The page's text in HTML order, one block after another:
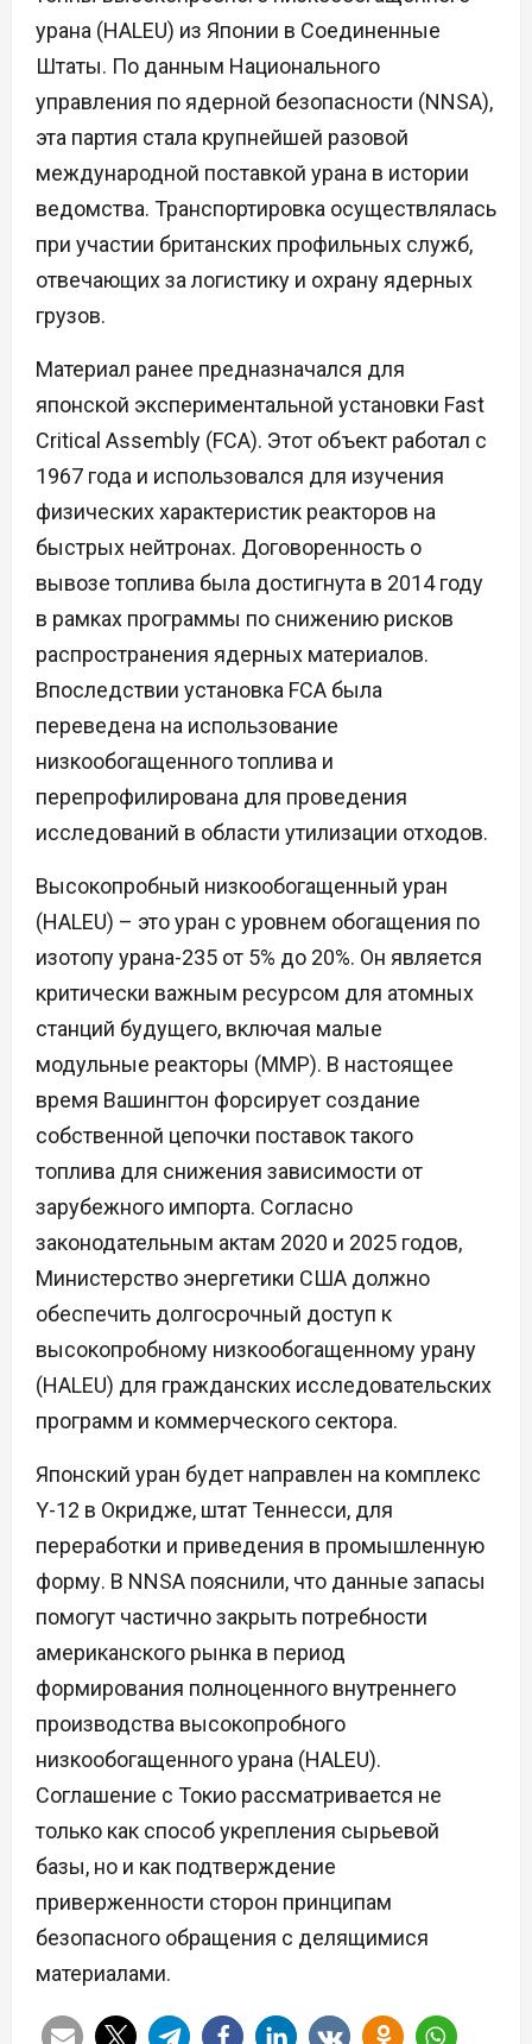
урана (HALEU) из Японии в Соединенные
Штаты. По данным Национального
управления по ядерной безопасности (NNSA),
эта партия стала крупнейшей разовой
международной поставкой урана в истории
ведомства. Транспортировка осуществлялась
при участии британских профильных служб,
отвечающих за логистику и охрану ядерных
грузов.
Материал ранее предназначался для
японской экспериментальной установки Fast
Critical Assembly (FCA). Этот объект работал с
1967 года и использовался для изучения
физических характеристик реакторов на
быстрых нейтронах. Договоренность о
вывозе топлива была достигнута в 2014 году
в рамках программы по снижению рисков
распространения ядерных материалов.
Впоследствии установка FCA была
переведена на использование
низкообогащенного топлива и
перепрофилирована для проведения
исследований в области утилизации отходов.
Высокопробный низкообогащенный уран
(HALEU) – это уран с уровнем обогащения по
изотопу урана-235 от 5% до 20%. Он является
критически важным ресурсом для атомных
станций будущего, включая малые
модульные реакторы (ММР). В настоящее
время Вашингтон форсирует создание
собственной цепочки поставок такого
топлива для снижения зависимости от
зарубежного импорта. Согласно
законодательным актам 2020 и 2025 годов,
Министерство энергетики США должно
обеспечить долгосрочный доступ к
высокопробному низкообогащенному урану
(HALEU) для гражданских исследовательских
программ и коммерческого сектора.
Японский уран будет направлен на комплекс
Y-12 в Окридже, штат Теннесси, для
переработки и приведения в промышленную
форму. В NNSA пояснили, что данные запасы
помогут частично закрыть потребности
американского рынка в период
формирования полноценного внутреннего
производства высокопробного
низкообогащенного урана (HALEU).
Соглашение с Токио рассматривается не
только как способ укрепления сырьевой
базы, но и как подтверждение
приверженности сторон принципам
безопасного обращения с делящимися
материалами.